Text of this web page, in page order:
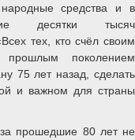
средства и в
десятки тысяч
тех, кто счёл своим
прошлым поколением
75 лет назад, сделать
и важном для страны
прошедшие 80 лет не